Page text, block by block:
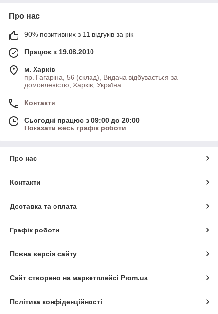
Про нас
90% позитивних з 11 відгуків за рік
Працює з 19.08.2010
м. Харків
пр. Гагаріна, 56 (склад), Видача відбувається за
домовленістю, Харків, Україна
Контакти
Сьогодні працює з 09:00 до 20:00
Показати весь графік роботи
Про нас
Контакти
Доставка та оплата
Графік роботи
Повна версія сайту
Сайт створено на маркетплейсі Prom.ua
Політика конфіденційності